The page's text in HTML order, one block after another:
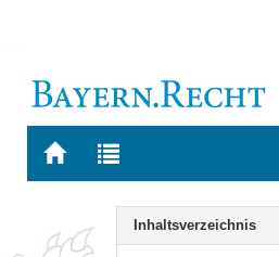
Zur
BAYERN.RECHT
Zur
letzten
Navigation
Inhaltsverzeichnis